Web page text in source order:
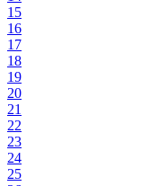
15
16
17
18
19
20
21
22
23
24
25